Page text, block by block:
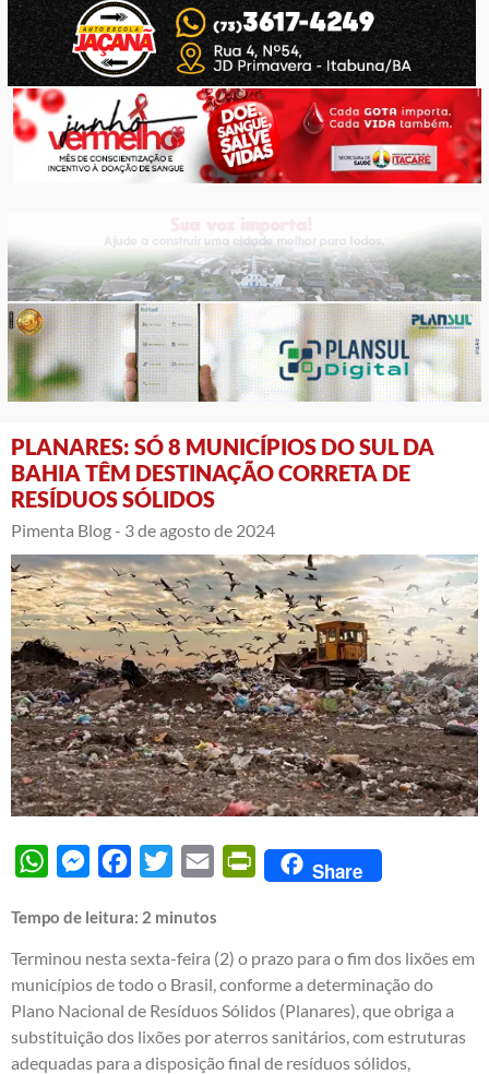
PLANARES: SÓ 8 MUNICÍPIOS DO SUL DA
BAHIA TÊM DESTINAÇÃO CORRETA DE
RESÍDUOS SÓLIDOS
Pimenta Blog - 3 de agosto de 2024
WhatsAppMessengerFacebook
Twitter Email PrintFriendly
Share
Tempo de leitura: 2 minutos
Terminou nesta sexta-feira (2) o prazo para o fim dos lixões em
municípios de todo o Brasil, conforme a determinação do
Plano Nacional de Resíduos Sólidos (Planares), que obriga a
substituição dos lixões por aterros sanitários, com estruturas
adequadas para a disposição final de resíduos sólidos,